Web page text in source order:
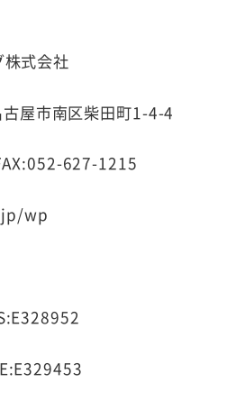
式会社
屋市南区柴田町1-4-4
627-1215
wp